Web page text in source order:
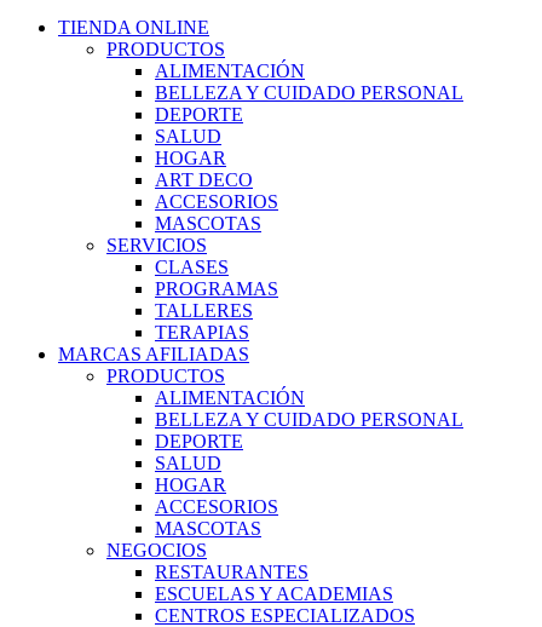
TIENDA ONLINE
PRODUCTOS
ALIMENTACIÓN
BELLEZA Y CUIDADO PERSONAL
DEPORTE
SALUD
HOGAR
ART DECO
ACCESORIOS
MASCOTAS
SERVICIOS
CLASES
PROGRAMAS
TALLERES
TERAPIAS
MARCAS AFILIADAS
PRODUCTOS
ALIMENTACIÓN
BELLEZA Y CUIDADO PERSONAL
DEPORTE
SALUD
HOGAR
ACCESORIOS
MASCOTAS
NEGOCIOS
RESTAURANTES
ESCUELAS Y ACADEMIAS
CENTROS ESPECIALIZADOS